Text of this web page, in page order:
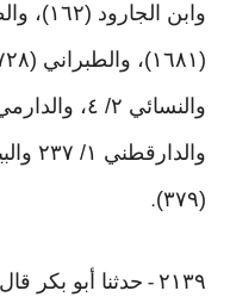
(٣٧٩)
.
٢١٣٩ - حدثنا أبو بكر